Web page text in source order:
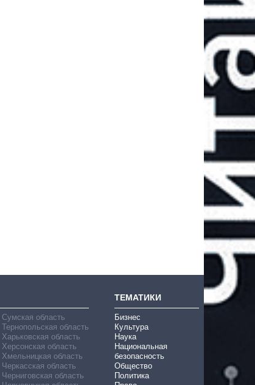
Сумская область
Тернопольская область
Харьковская область
Херсонская область
Хмельницкая область
Черкасская область
Черниговская область
ТЕМАТИКИ
Бизнес
Культура
Наука
Национальная
безопасность
Общество
Политика